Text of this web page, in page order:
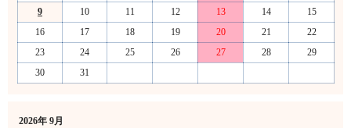
9
10 11 12 13 14
15
16
17 18 19 20 21
22
23
24 25 26 27 28
29
30
31
2026年 9月